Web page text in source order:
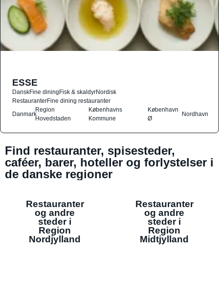
ESSE
DanskFine diningFisk & skaldyrNordisk
RestauranterFine dining restauranter
Danmark
Region
Hovedstaden
Københavns
Kommune
København
Ø
Nordhavn
Find restauranter, spisesteder,
caféer, barer, hoteller og forlystelser i
de danske regioner
Restauranter
og andre
steder i
Region
Nordjylland
Restauranter
og andre
steder i
Region
Midtjylland